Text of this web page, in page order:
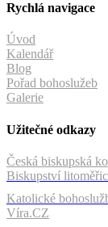
Rychlá navigace
Úvod
Kalendář
Blog
Pořad bohoslužeb
Galerie
Užitečné odkazy
Česká biskupská
Biskupství
Katolické
Víra.CZ